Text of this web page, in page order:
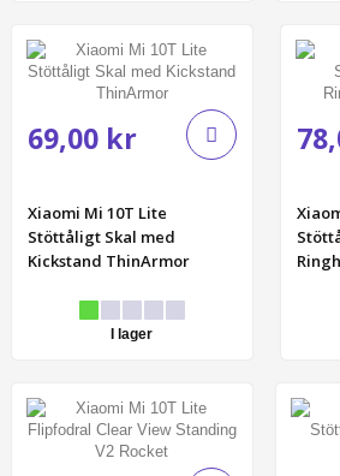
69,00 kr
Xiaomi Mi 10T Lite
Stöttåligt Skal med
Kickstand ThinArmor
I lager